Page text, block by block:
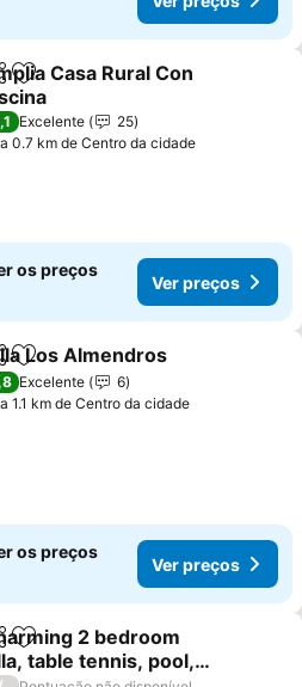
Adicionar aos favoritos
Casa Rural Con
Excelente
25
a 0.7 km de Centro da cidade
os preços
Ver preços
Adicionar aos favoritos
Los Almendros
Excelente
6
a 1.1 km de Centro da cidade
os preços
Ver preços
Adicionar aos favoritos
2 bedroom
table tennis, pool,